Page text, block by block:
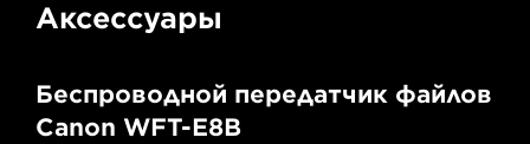
Аксессуары
Беспроводной передатчик файлов
Canon WFT-E8B